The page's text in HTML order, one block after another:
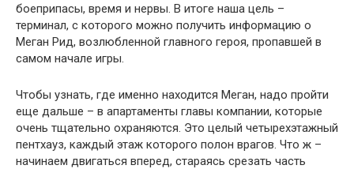
боеприпасы, время и нервы. В итоге наша цель –
терминал, с которого можно получить информацию о
Меган Рид, возлюбленной главного героя, пропавшей в
самом начале игры.
Чтобы узнать, где именно находится Меган, надо пройти
еще дальше – в апартаменты главы компании, которые
очень тщательно охраняются. Это целый четырехэтажный
пентхауз, каждый этаж которого полон врагов. Что ж –
начинаем двигаться вперед, стараясь срезать часть